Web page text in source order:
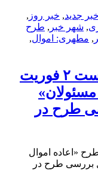
خبر جدید, خبر روز ,
, شهر خبر , طرح
, مطهری: اموال,
استیضاح مانع بررسی درخواست ۲ فوریت
طرح در
درخواست ۲ فوریت طرح «اعاده اموال
بررسی طرح در